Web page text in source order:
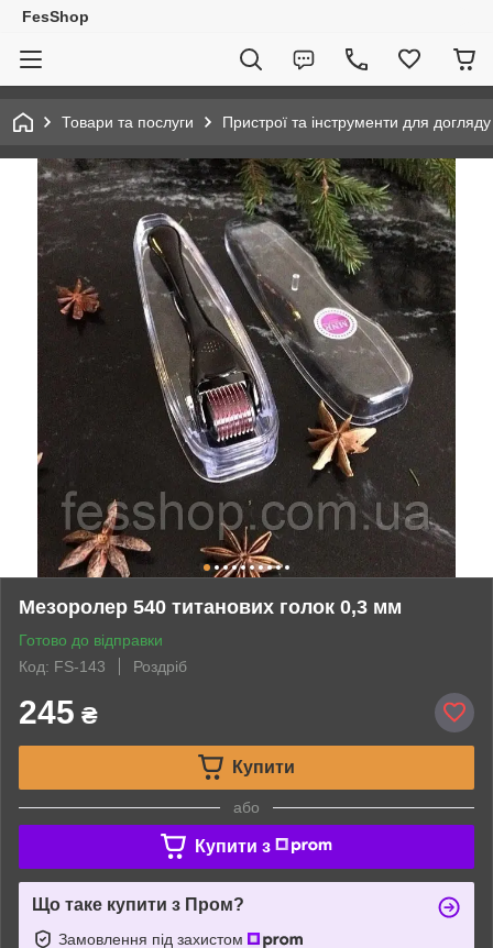
FesShop
Товари та послуги Пристрої та інструменти для
Мезоролер 540 титанових голок 0,3 мм
Готово до відправки
Код: FS-143
Роздріб
245 ₴
Купити
або
Купити з
Що таке купити з Пром?
Замовлення під захистом